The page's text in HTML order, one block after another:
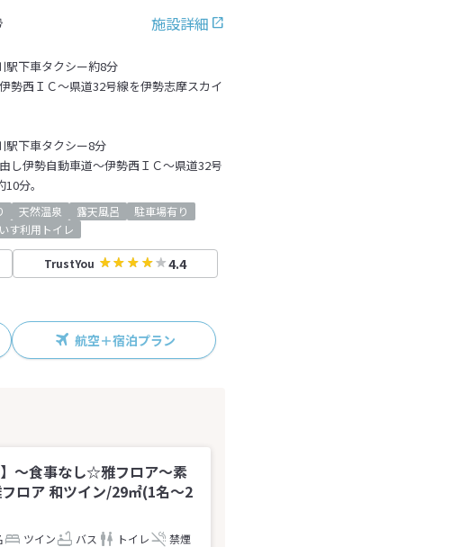
施設詳細
駅下車タクシー約8分
勢西ＩＣ～県道32号線を伊勢志摩スカイ
駅下車タクシー8分
し伊勢自動車道～伊勢西ＩＣ～県道32号
分。
天然温泉 露天風呂
駐車場有り
す利用トイレ
TrustYou 4.4
航空＋宿泊プラン
】～食事なし☆雅フロア～素
ロア 和ツイン/29㎡(1名～2
ツイン バス トイレ 禁煙